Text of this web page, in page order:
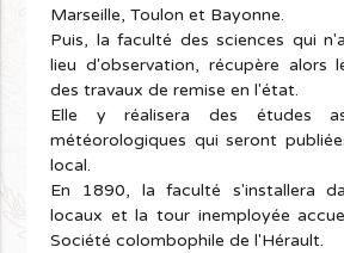
Marseille, Toulon et Bayonne.
Puis, la faculté des sciences qui
lieu d'observation, récupère alors
des travaux de remise en l'état.
Elle y réalisera des études
météorologiques qui seront
local.
En 1890, la faculté s'installera
locaux et la tour inemployée
Société colombophile de l'Hérault.